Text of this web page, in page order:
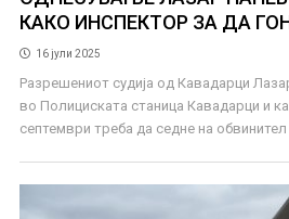
КАКО ИНСПЕКТОР ЗА ДА
16 јули 2025
Разрешениот судија од Кавадарци
во Полициската станица Кавадарци и
септември треба да седне на обвинител